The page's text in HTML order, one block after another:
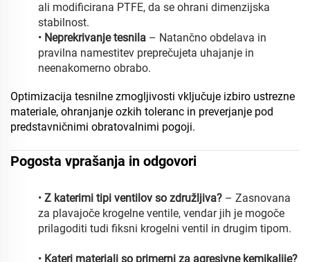
ali modificirana PTFE, da se ohrani dimenzijska
stabilnost.
• Neprekrivanje tesnila – Natančno obdelava in
pravilna namestitev preprečujeta uhajanje in
neenakomerno obrabo.
Optimizacija tesnilne zmogljivosti vključuje izbiro ustrezne
materiale, ohranjanje ozkih toleranc in preverjanje pod
predstavničnimi obratovalnimi pogoji.
Pogosta vprašanja in odgovori
• Z katerimi tipi ventilov so združljiva? – Zasnovana
za plavajoče krogelne ventile, vendar jih je mogoče
prilagoditi tudi fiksni krogelni ventil in drugim tipom.
• Kateri materiali so primerni za agresivne kemikalije?